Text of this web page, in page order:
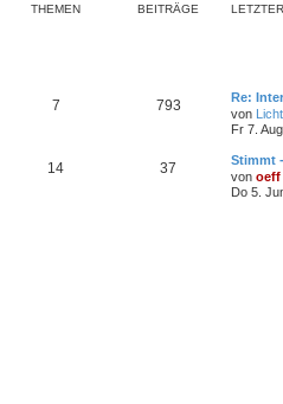
THEMEN BEITRÄGE
7 793
Re:
von
Fr 7.
14 37
Stimmt
von oeff
Do 5.